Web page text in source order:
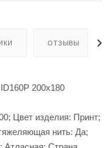
ОТЗЫВЫ
200х180
Цвет изделия: Принт;
нить: Да;